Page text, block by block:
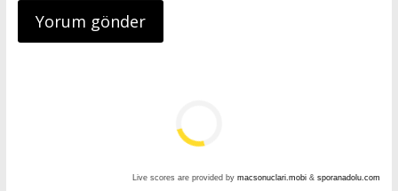
Live scores are provided bymacsonuclari.mobi &sporanadolu.com